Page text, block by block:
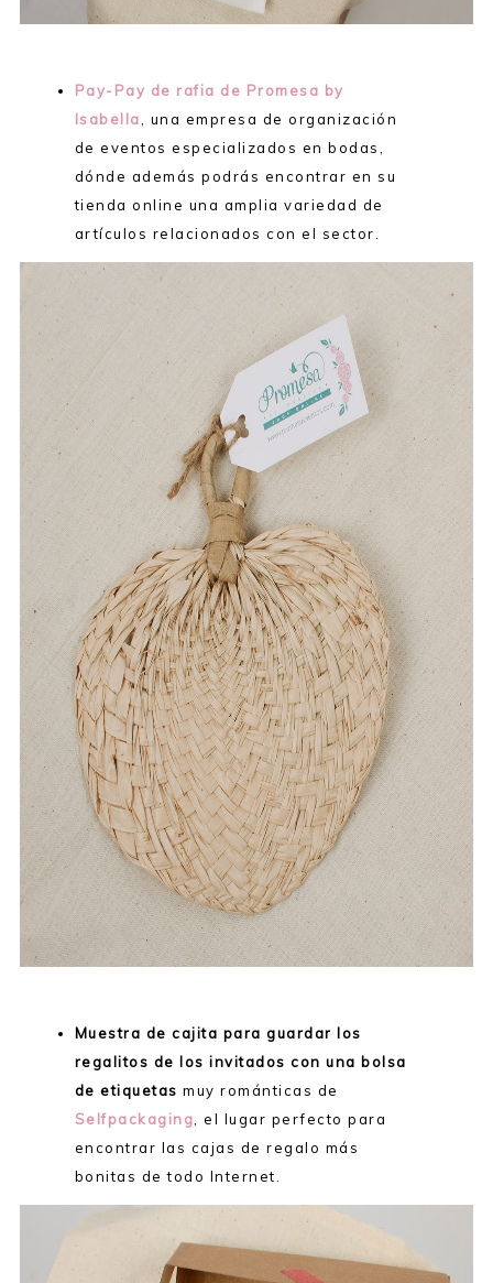
Pay-Pay de rafia de Promesa by
Isabella, una empresa de organización
de eventos especializados en bodas,
dónde además podrás encontrar en su
tienda online una amplia variedad de
artículos relacionados con el sector.
Muestra de cajita para guardar los
regalitos de los invitados con una bolsa
de etiquetas muy románticas de
Selfpackaging, el lugar perfecto para
encontrar las cajas de regalo más
bonitas de todo Internet.